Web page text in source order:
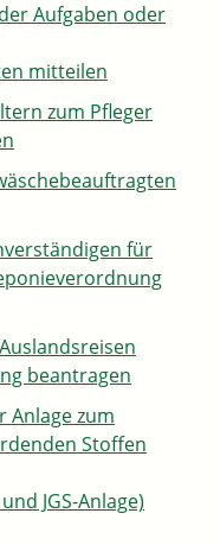
Aufgaben oder
mitteilen
zum Pfleger
für
beantragen
Anlage zum
Stoffen
JGS-Anlage)